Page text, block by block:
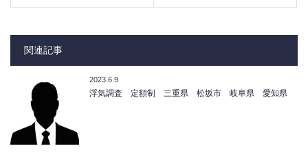
関連記事
2023.6.9
浮気調査 定額制 三重県 松坂市 岐阜県 愛知県